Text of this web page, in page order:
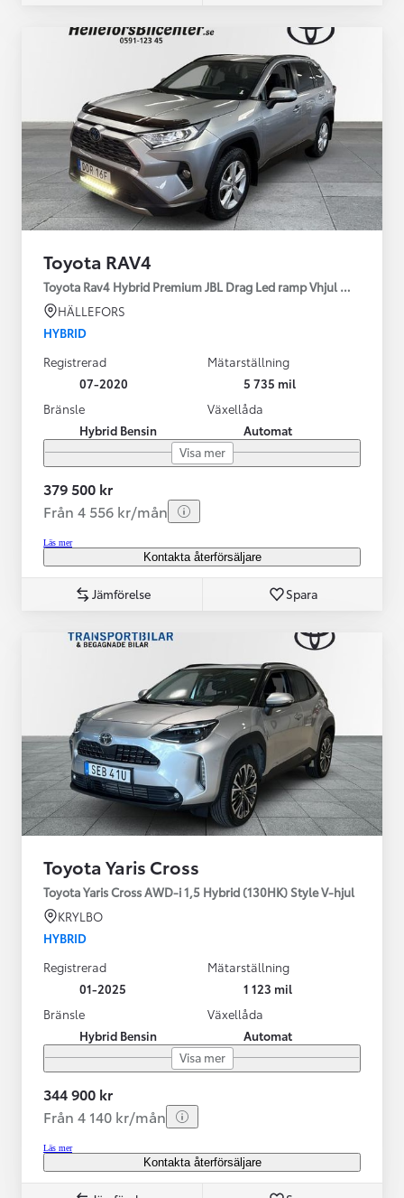
Toyota RAV4
Toyota Rav4 Hybrid Premium JBL Drag Led ramp Vhjul motorv
HÄLLEFORS
HYBRID
Registrerad
07-2020
Mätarställning
5 735 mil
Bränsle
Hybrid Bensin
Växellåda
Automat
Visa mer
379 500 kr
Från 4 556 kr/mån
Läs mer
Kontakta återförsäljare
Jämförelse Spara
Toyota Yaris Cross
Toyota Yaris Cross AWD-i 1,5 Hybrid (130HK) Style V-hjul
KRYLBO
HYBRID
Registrerad
01-2025
Mätarställning
1 123 mil
Bränsle
Hybrid Bensin
Växellåda
Automat
Visa mer
344 900 kr
Från 4 140 kr/mån
Läs mer
Kontakta återförsäljare